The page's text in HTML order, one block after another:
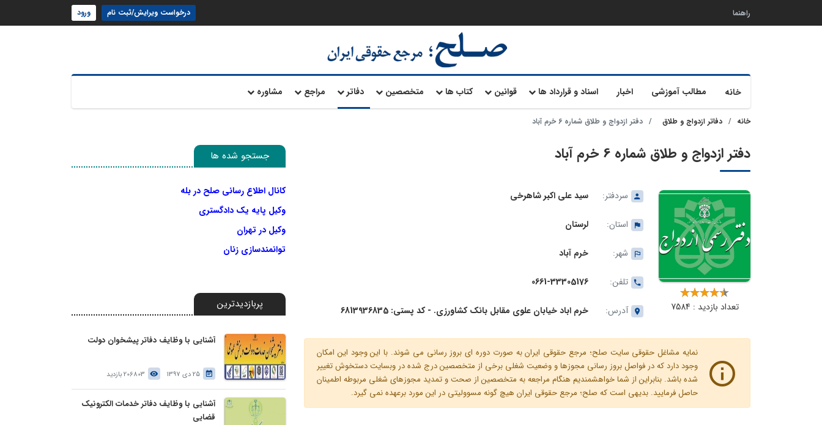
راهنما درخواست ویرایش/ثبت نام ورود
خانه مطالب آموزشی اخبار اسناد و قرارداد ها قوانین کتاب ها متخصصین دفاتر مراجع مشاوره
خانه دفاتر ازدواج و طلاق دفتر ازدواج و طلاق شماره 6 خرم آباد
دفتر ازدواج و طلاق شماره 6 خرم آباد
تعداد بازدید : 7584
سردفتر: سید علی اکبر شاهرخی
استان: لرستان
شهر: خرم آباد
تلفن: 0661-33305176
آدرس: خرم اباد خیابان علوی مقابل بانک کشاورزی. - کد پستی: 6813936835
نمایه مشاغل حقوقی سایت صلح؛ مرجع حقوقی ایران به صورت دوره ای بروز رسانی می شوند. با این وجود این امکان
وجود دارد که در فواصل بروز رسانی مجوزها و وضعیت شغلی برخی از متخصصین درج شده در وبسایت دستخوش تغییر
شده باشد. بنابراین از شما خواهشمندیم هنگام مراجعه به متخصصین از صحت و تمدید مجوزهای شغلی مربوطه اطمینان
حاصل فرمایید. بدیهی است که صلح؛ مرجع حقوقی ایران هیچ گونه مسوولیتی در این مورد برعهده نمی گیرد.
جستجو شده ها
کانال اطلاع رسانی صلح در بله
وکیل پایه یک دادگستری
وکیل در تهران
توانمندسازی زنان
پربازدیدترین
آشنایی با وظایف دفاتر پیشخوان دولت
25 دی 1397 206803 بازدید
آشنایی با وظایف دفاتر خدمات الکترونیک
قضایی